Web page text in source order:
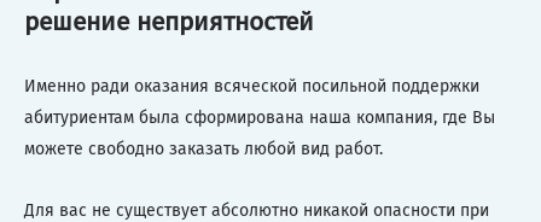
решение неприятностей
Именно ради оказания всяческой посильной поддержки
абитуриентам была сформирована наша компания, где Вы
можете свободно заказать любой вид работ.
Для вас не существует абсолютно никакой опасности при